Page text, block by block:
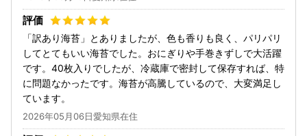
「訳あり海苔」とありましたが、色も香りも良く、パリパリ
してとてもいい海苔でした。おにぎりや手巻きずしで大活躍
です。40枚入りでしたが、冷蔵庫で密封して保存すれば、特
に問題なかったです。海苔が高騰しているので、大変満足し
ています。
2026年05月06日愛知県在住